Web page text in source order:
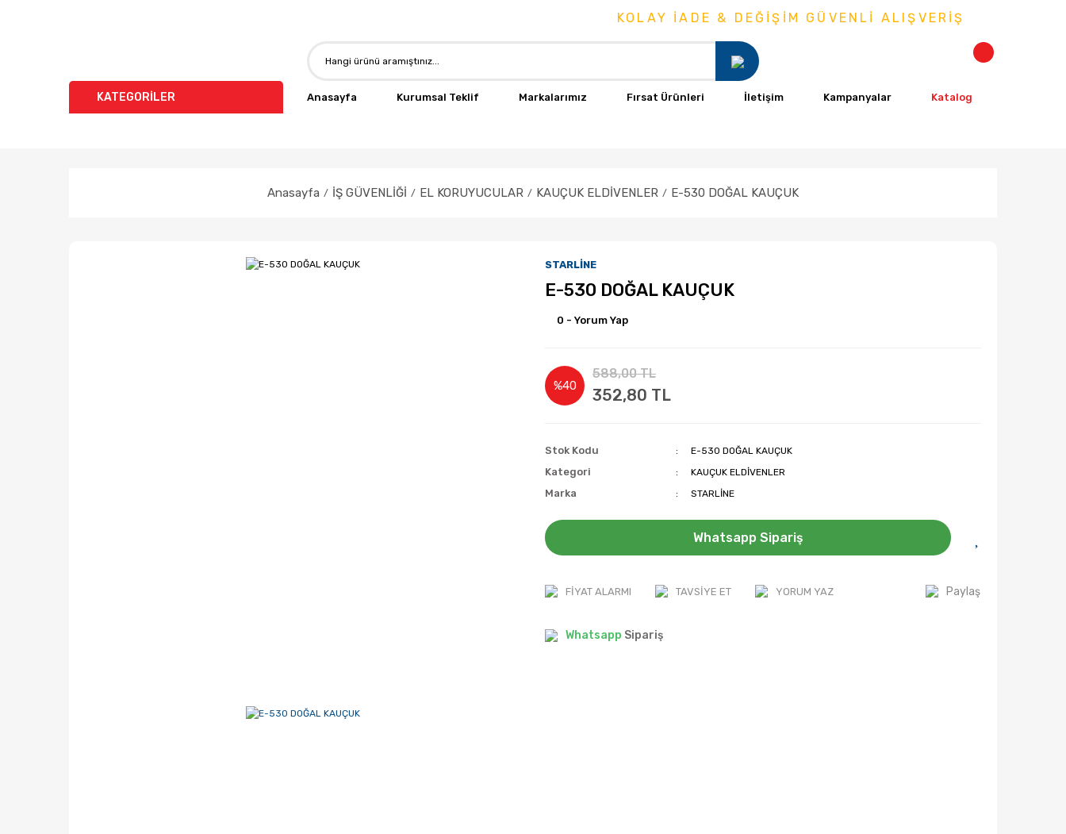
KOLAY İADE & DEĞİŞİM GÜVENLİ ALIŞVERİŞ
KATEGORİLER Anasayfa Kurumsal Teklif Markalarımız Fırsat Ürünleri İletişim Kampanyalar Katalog
Anasayfa İŞ GÜVENLİĞİ EL KORUYUCULAR KAUÇUK ELDİVENLER E-530 DOĞAL KAUÇUK
STARLİNE
E-530 DOĞAL KAUÇUK
0 - Yorum Yap
%40
588,00 TL
352,80 TL
Stok Kodu E-530 DOĞAL KAUÇUK
Kategori KAUÇUK ELDİVENLER
Marka STARLİNE
Whatsapp Sipariş
FIYAT ALARMI TAVSIYE ET YORUM YAZ Paylaş
Whatsapp Sipariş